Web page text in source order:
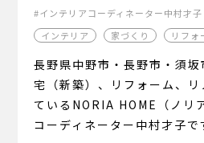
インテリアコーディネーター中村才子
インテリア
家づくり リフォ
長野県中野市・長野市・須
宅（新築）、リフォーム、
ているNORIA HOME（ノリ
コーディネーター中村才子で